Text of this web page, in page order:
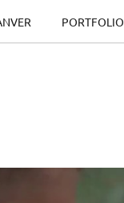
PORTFOLIO